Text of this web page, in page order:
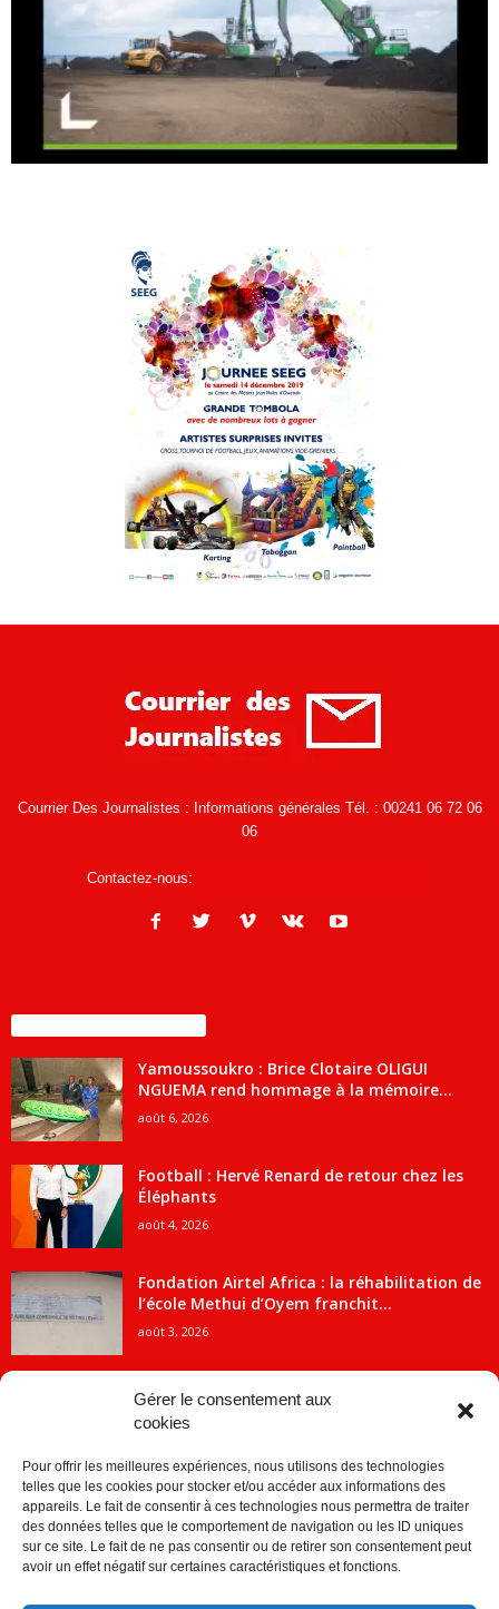
Gérer le consentement aux
cookies
Pour offrir les meilleures expériences, nous utilisons des technologies
telles que les cookies pour stocker et/ou accéder aux informations des
appareils. Le fait de consentir à ces technologies nous permettra de traiter
des données telles que le comportement de navigation ou les ID uniques
sur ce site. Le fait de ne pas consentir ou de retirer son consentement peut
avoir un effet négatif sur certaines caractéristiques et fonctions.
Courrier Des Journalistes : Informations générales Tél. : 00241 06 72 06
06
Contactez-nous:
Yamoussoukro : Brice Clotaire OLIGUI
NGUEMA rend hommage à la mémoire...
août 6, 2026
Football : Hervé Renard de retour chez les
Éléphants
août 4, 2026
Fondation Airtel Africa : la réhabilitation de
l’école Methui d’Oyem franchit...
août 3, 2026
ACTUALITES
Economie 2091
1840
Société
Sport 859